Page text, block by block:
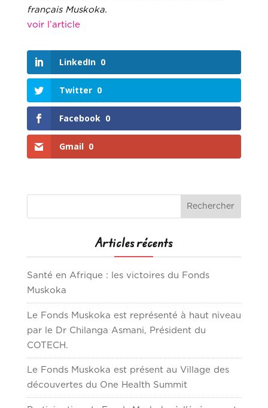
français Muskoka.
voir l’article
LinkedIn 0
Twitter 0
Facebook 0
Gmail 0
Articles récents
Santé en Afrique : les victoires du Fonds
Muskoka
Le Fonds Muskoka est représenté à haut niveau
par le Dr Chilanga Asmani, Président du
COTECH.
Le Fonds Muskoka est présent au Village des
découvertes du One Health Summit